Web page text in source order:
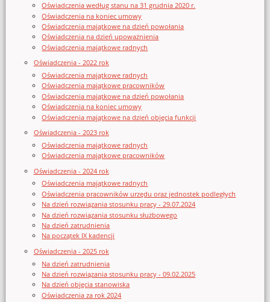
Oświadczenia według stanu na 31 grudnia 2020 r.
Oświadczenia na koniec umowy
Oświadczenia majątkowe na dzień powołania
Oświadczenia na dzień upoważnienia
Oświadczenia majątkowe radnych
Oświadczenia - 2022 rok
Oświadczenia majątkowe radnych
Oświadczenia majątkowe pracowników
Oświadczenia majątkowe na dzień powołania
Oświadczenia na koniec umowy
Oświadczenia majątkowe na dzień objęcia funkcji
Oświadczenia - 2023 rok
Oświadczenia majątkowe radnych
Oświadczenia majątkowe pracowników
Oświadczenia - 2024 rok
Oświadczenia majątkowe radnych
Oświadczenia pracowników urzędu oraz jednostek podległych
Na dzień rozwiązania stosunku pracy - 29.07.2024
Na dzień rozwiązania stosunku służbowego
Na dzień zatrudnienia
Na początek IX kadencji
Oświadczenia - 2025 rok
Na dzień zatrudnienia
Na dzień rozwiązania stosunku pracy - 09.02.2025
Na dzień objęcia stanowiska
Oświadczenia za rok 2024